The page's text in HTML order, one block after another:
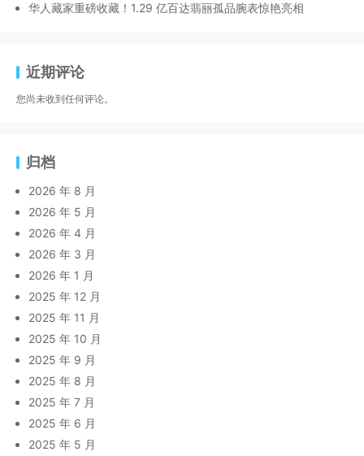
华人藏家重磅收藏！1.29 亿百达翡丽孤品腕表惊艳亮相
近期评论
您尚未收到任何评论。
归档
2026 年 8 月
2026 年 5 月
2026 年 4 月
2026 年 3 月
2026 年 1 月
2025 年 12 月
2025 年 11 月
2025 年 10 月
2025 年 9 月
2025 年 8 月
2025 年 7 月
2025 年 6 月
2025 年 5 月